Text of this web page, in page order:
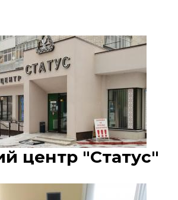
центр "Статус"